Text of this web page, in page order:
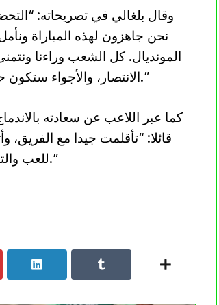
وقال بلغالي في تصريحاته:
نحن جاهزون لهذه المباراة
المونديال. كل الشعب وراءنا
الانتصار، والأجواء ستكون حماسية وأنا سعيد بذلك.”
كما عبر اللاعب عن سعادته
قائلا: “تأقلمت جيدا مع
للعب والتواجد دائماً مع المنتخب.”